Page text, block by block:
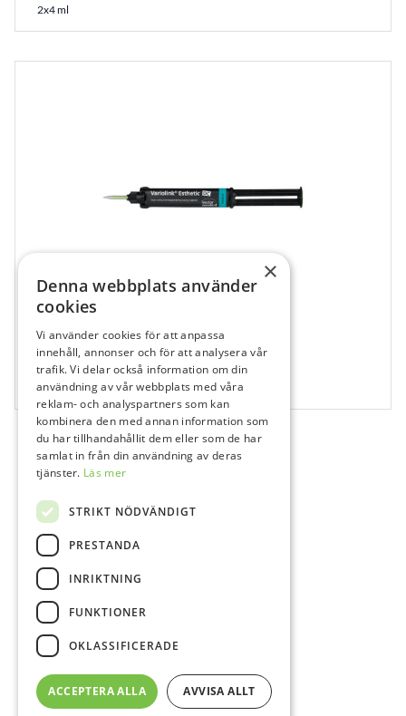
2x4 ml
679035
Variolink Esthetic DC Neutral
1x9 g
×
Denna webbplats använder
cookies
Vi använder cookies för att anpassa
innehåll, annonser och för att analysera vår
trafik. Vi delar också information om din
användning av vår webbplats med våra
reklam- och analyspartners som kan
kombinera den med annan information som
du har tillhandahållit dem eller som de har
samlat in från din användning av deras
tjänster. Läs mer
STRIKT NÖDVÄNDIGT
PRESTANDA
INRIKTNING
FUNKTIONER
OKLASSIFICERADE
ACCEPTERA ALLA AVVISA ALLT